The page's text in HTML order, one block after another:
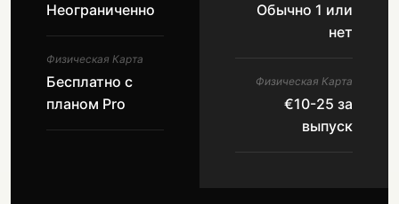
Неограниченно
Физическая Карта
Бесплатно с
планом Pro
Обычно 1 или
нет
Физическая Карта
€10-25 за
выпуск